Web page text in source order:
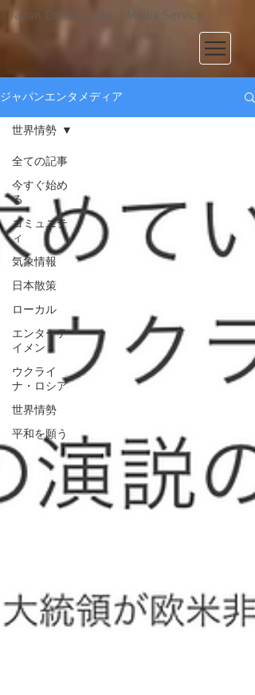
Japan Entertainment Media Service
ジャパンエンタメディア
全ての記事
今すぐ始め
る
コミュニテ
ィ
気象情報
日本散策
ローカル
エンターテ
イメント
ウクライ
ナ・ロシア
世界情勢
平和を願う
世界情勢